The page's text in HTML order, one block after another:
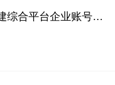
南京市智慧城建综合平台企业账号、子账号、项目账号等手机号码变更操作手册